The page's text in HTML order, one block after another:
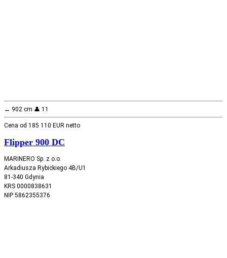
↔️ 902 cm 👤 11
Cena od 185 110 EUR netto
Flipper 900 DC
MARINERO Sp. z o.o.
Arkadiusza Rybickiego 4B/U1
81-340 Gdynia
KRS 0000838631
NIP 5862355376